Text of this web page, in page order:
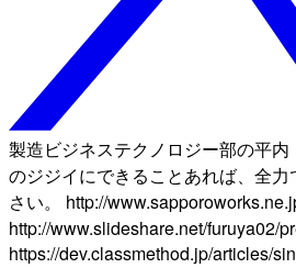
製造ビジネステクノロジー部の平
のジジイにできることあれば、全
さい。 http://
http://www.slideshare.net/furuya02/
https://dev.classmethod.jp/articles/